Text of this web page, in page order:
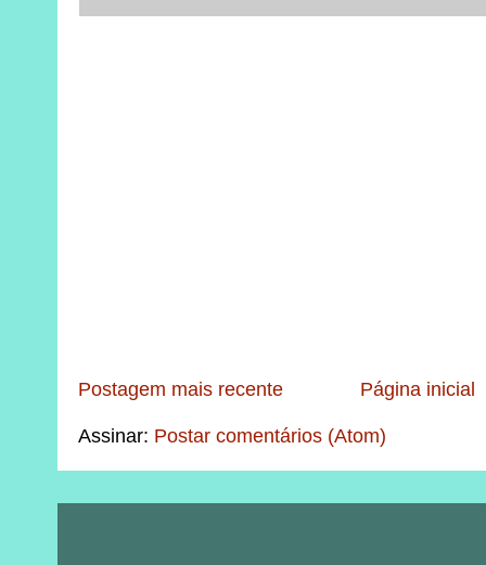
Postagem mais recente Página inicial
Assinar: Postar comentários (Atom)